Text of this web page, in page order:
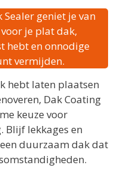
geniet je van
je plat dak,
hebt en onnodige
vermijden.
hebt laten plaatsen
Dak Coating
keuze voor
Blijf lekkages en
duurzaam dak dat